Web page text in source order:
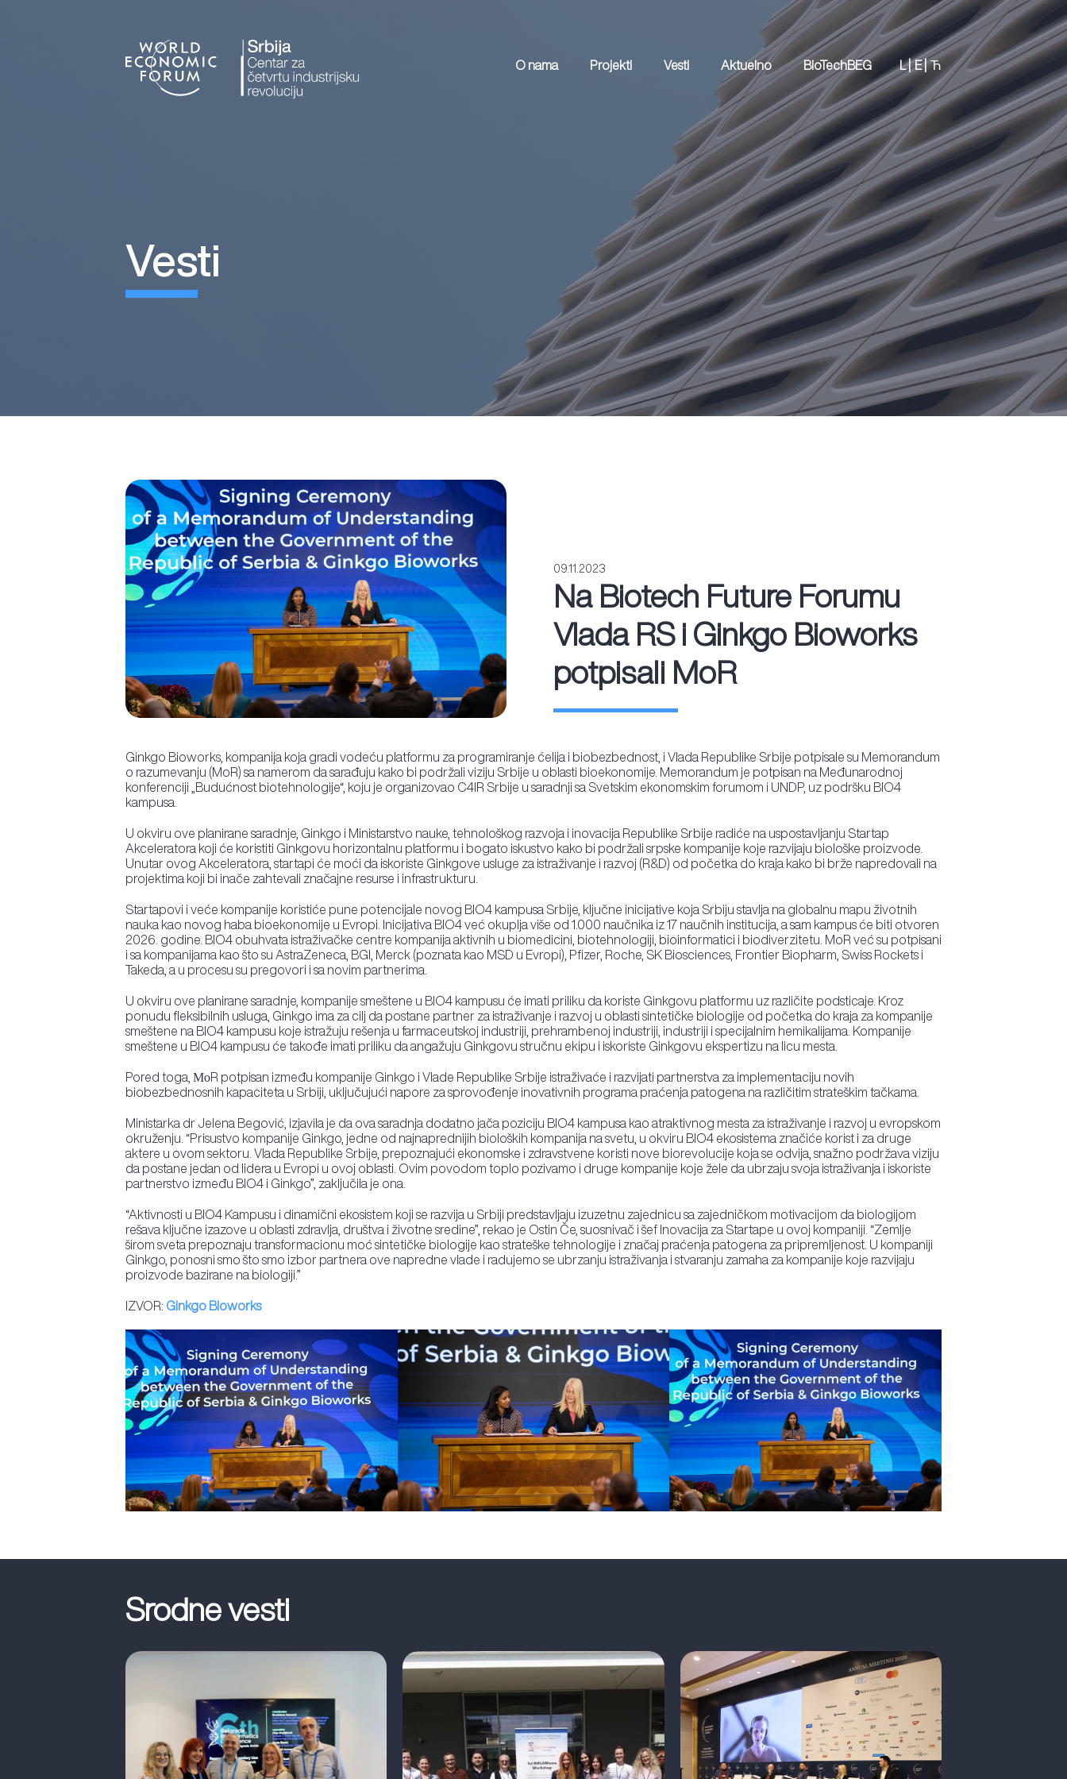
O nama Projekti Vesti Aktuelno BioTechBEG L | E | Ћ
vesti
09.11.2023
Na Biotech Future Forumu
Vlada RS i Ginkgo Bioworks
potpisali MoR
Ginkgo Bioworks, kompanija koja gradi vodeću platformu za programiranje ćelija i biobezbednost, i Vlada Republike Srbije potpisale su Memorandum
o razumevanju (MoR) sa namerom da sarađuju kako bi podržali viziju Srbije u oblasti bioekonomije. Memorandum je potpisan na Međunarodnoj
konferenciji „Budućnost biotehnologije“, koju je organizovao C4IR Srbije u saradnji sa Svetskim ekonomskim forumom i UNDP, uz podršku BIO4
kampusa.
U okviru ove planirane saradnje, Ginkgo i Ministarstvo nauke, tehnološkog razvoja i inovacija Republike Srbije radiće na uspostavljanju Startap
Akceleratora koji će koristiti Ginkgovu horizontalnu platformu i bogato iskustvo kako bi podržali srpske kompanije koje razvijaju biološke proizvode.
Unutar ovog Akceleratora, startapi će moći da iskoriste Ginkgove usluge za istraživanje i razvoj (R&D) od početka do kraja kako bi brže napredovali na
projektima koji bi inače zahtevali značajne resurse i infrastrukturu.
Startapovi i veće kompanije koristiće pune potencijale novog BIO4 kampusa Srbije, ključne inicijative koja Srbiju stavlja na globalnu mapu životnih
nauka kao novog haba bioekonomije u Evropi. Inicijativa BIO4 već okuplja više od 1.000 naučnika iz 17 naučnih institucija, a sam kampus će biti otvoren
2026. godine. BIO4 obuhvata istraživačke centre kompanija aktivnih u biomedicini, biotehnologiji, bioinformatici i biodiverzitetu. MoR već su potpisani
i sa kompanijama kao što su AstraZeneca, BGI, Merck (poznata kao MSD u Evropi), Pfizer, Roche, SK Biosciences, Frontier Biopharm, Swiss Rockets i
Takeda, a u procesu su pregovori i sa novim partnerima.
U okviru ove planirane saradnje, kompanije smeštene u BIO4 kampusu će imati priliku da koriste Ginkgovu platformu uz različite podsticaje. Kroz
ponudu fleksibilnih usluga, Ginkgo ima za cilj da postane partner za istraživanje i razvoj u oblasti sintetičke biologije od početka do kraja za kompanije
smeštene na BIO4 kampusu koje istražuju rešenja u farmaceutskoj industriji, prehrambenoj industriji, industriji i specijalnim hemikalijama. Kompanije
smeštene u BIO4 kampusu će takođe imati priliku da angažuju Ginkgovu stručnu ekipu i iskoriste Ginkgovu ekspertizu na licu mesta.
Pored toga, МоR potpisan između kompanije Ginkgo i Vlade Republike Srbije istraživaće i razvijati partnerstva za implementaciju novih
biobezbednosnih kapaciteta u Srbiji, uključujući napore za sprovođenje inovativnih programa praćenja patogena na različitim strateškim tačkama.
Ministarka dr Jelena Begović, izjavila je da ova saradnja dodatno jača poziciju BIO4 kampusa kao atraktivnog mesta za istraživanje i razvoj u evropskom
okruženju. “Prisustvo kompanije Ginkgo, jedne od najnaprednijih bioloških kompanija na svetu, u okviru BIO4 ekosistema značiće korist i za druge
aktere u ovom sektoru. Vlada Republike Srbije, prepoznajući ekonomske i zdravstvene koristi nove biorevolucije koja se odvija, snažno podržava viziju
da postane jedan od lidera u Evropi u ovoj oblasti. Ovim povodom toplo pozivamo i druge kompanije koje žele da ubrzaju svoja istraživanja i iskoriste
partnerstvo između BIO4 i Ginkgo”, zaključila je ona.
“Aktivnosti u BIO4 Kampusu i dinamični ekosistem koji se razvija u Srbiji predstavljaju izuzetnu zajednicu sa zajedničkom motivacijom da biologijom
rešava ključne izazove u oblasti zdravlja, društva i životne sredine”, rekao je Ostin Če, suosnivač i šef Inovacija za Startape u ovoj kompaniji. “Zemlje
širom sveta prepoznaju transformacionu moć sintetičke biologije kao strateške tehnologije i značaj praćenja patogena za pripremljenost. U kompaniji
Ginkgo, ponosni smo što smo izbor partnera ove napredne vlade i radujemo se ubrzanju istraživanja i stvaranju zamaha za kompanije koje razvijaju
proizvode bazirane na biologiji.”
IZVOR: Ginkgo Bioworks
Srodne vesti